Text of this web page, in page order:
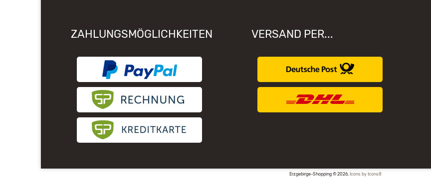
ZAHLUNGSMÖGLICHKEITEN VERSAND PER...
Erzgebirge-Shopping © 2026, Icons by Icons8